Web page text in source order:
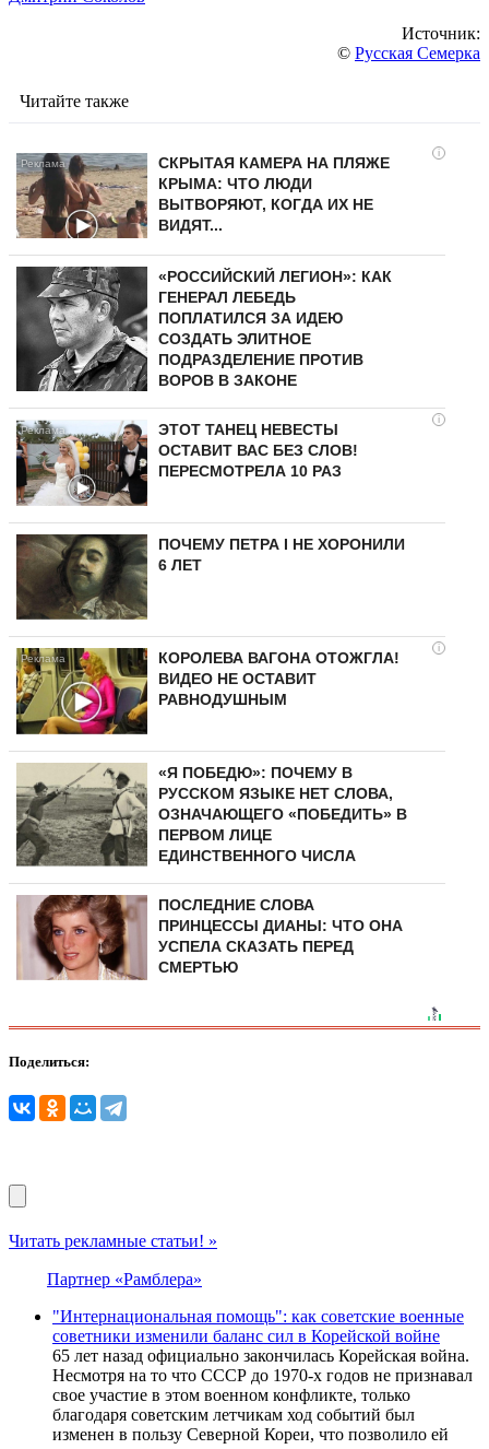
Источник:
© Русская Семерка
Читайте также
i
СКРЫТАЯ КАМЕРА НА ПЛЯЖЕ
КРЫМА: ЧТО ЛЮДИ
ВЫТВОРЯЮТ, КОГДА ИХ НЕ
ВИДЯТ...
«РОССИЙСКИЙ ЛЕГИОН»: КАК
ГЕНЕРАЛ ЛЕБЕДЬ
ПОПЛАТИЛСЯ ЗА ИДЕЮ
СОЗДАТЬ ЭЛИТНОЕ
ПОДРАЗДЕЛЕНИЕ ПРОТИВ
ВОРОВ В ЗАКОНЕ
i
ЭТОТ ТАНЕЦ НЕВЕСТЫ
ОСТАВИТ ВАС БЕЗ СЛОВ!
ПЕРЕСМОТРЕЛА 10 РАЗ
ПОЧЕМУ ПЕТРА I НЕ ХОРОНИЛИ
6 ЛЕТ
i
КОРОЛЕВА ВАГОНА ОТОЖГЛА!
ВИДЕО НЕ ОСТАВИТ
РАВНОДУШНЫМ
«Я ПОБЕДЮ»: ПОЧЕМУ В
РУССКОМ ЯЗЫКЕ НЕТ СЛОВА,
ОЗНАЧАЮЩЕГО «ПОБЕДИТЬ» В
ПЕРВОМ ЛИЦЕ
ЕДИНСТВЕННОГО ЧИСЛА
ПОСЛЕДНИЕ СЛОВА
ПРИНЦЕССЫ ДИАНЫ: ЧТО ОНА
УСПЕЛА СКАЗАТЬ ПЕРЕД
СМЕРТЬЮ
Поделиться:
Читать рекламные статьи! »
Партнер «Рамблера»
"Интернациональная помощь": как советские военные
советники изменили баланс сил в Корейской войне
65 лет назад официально закончилась Корейская война.
Несмотря на то что СССР до 1970-х годов не признавал
свое участие в этом военном конфликте, только
благодаря советским летчикам ход событий был
изменен в пользу Северной Кореи, что позволило ей